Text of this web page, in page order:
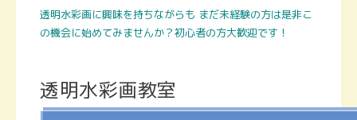
透明水彩画に興味を持ちながらも まだ未経験の方は是非こ
の機会に始めてみませんか？初心者の方大歓迎です！
透明水彩画教室